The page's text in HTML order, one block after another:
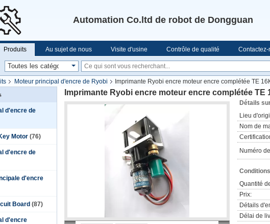
Automation Co.ltd de robot de Dongguan
Produits Au sujet de nous Visite d'usine Contrôle de qualité Contactez-
Moteur principal d'encre de Ryobi
Imprimante Ryobi encre moteur encre complétée TE
d'encre de
Motor (76)
d'encre de
d'encre
Board (87)
d'encre
Imprimante Ryobi encre moteur encre complétée TE
Détails
Lieu
Nom de
Numéro
Quantité
Prix:
Détails
Délai de